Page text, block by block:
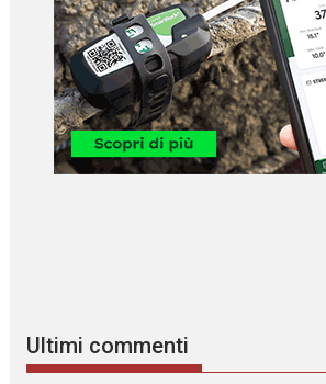
Ultimi commenti